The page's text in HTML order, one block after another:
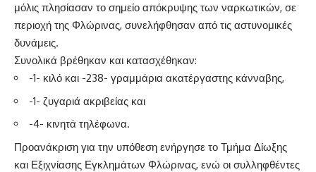
μόλις πλησίασαν το σημείο απόκρυψης των ναρκωτικών, σε
περιοχή της Φλώρινας, συνελήφθησαν από τις αστυνομικές
δυνάμεις.
Συνολικά βρέθηκαν και κατασχέθηκαν:
-1- κιλό και -238- γραμμάρια ακατέργαστης κάνναβης,
-1- ζυγαριά ακριβείας και
-4- κινητά τηλέφωνα.
Προανάκριση για την υπόθεση ενήργησε το Τμήμα Δίωξης
και Εξιχνίασης Εγκλημάτων Φλώρινας, ενώ οι συλληφθέντες